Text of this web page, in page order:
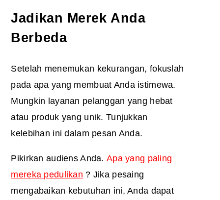
Jadikan Merek Anda
Berbeda
Setelah menemukan kekurangan, fokuslah
pada apa yang membuat Anda istimewa.
Mungkin layanan pelanggan yang hebat
atau produk yang unik. Tunjukkan
kelebihan ini dalam pesan Anda.
Pikirkan audiens Anda.Apa yang paling
mereka pedulikan ? Jika pesaing
mengabaikan kebutuhan ini, Anda dapat